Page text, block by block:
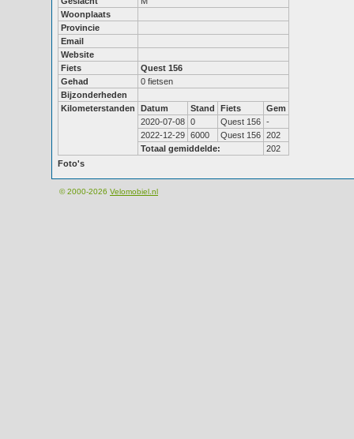
Woonplaats
Provincie
Email
Website
Fiets
Quest 156
Gehad
0 fietsen
Bijzonderheden
Kilometerstanden
Datum Stand Fiets
Gem
2020-07-08 0 Quest 156 -
2022-12-29 6000 Quest 156 202
Totaal gemiddelde:
202
Foto's
© 2000-2026 Velomobiel.nl